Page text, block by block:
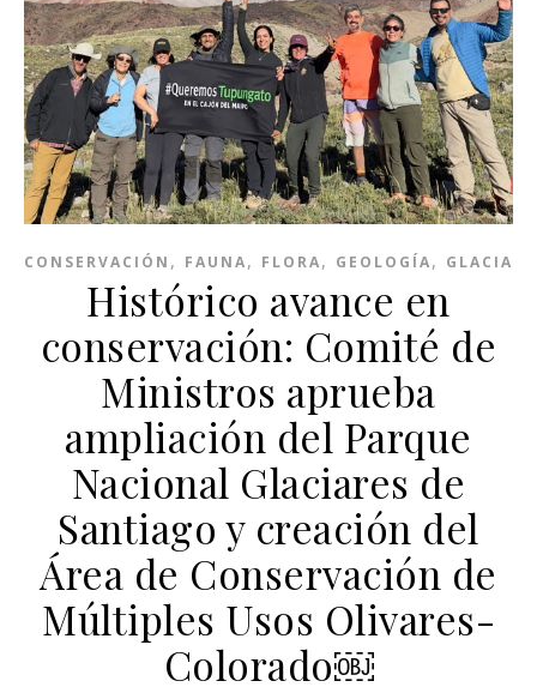
CONSERVACIÓN , FAUNA, FLORA, GEOLOGÍA,
Histórico avance en
conservación: Comité de
Ministros aprueba
ampliación del Parque
Nacional Glaciares de
Santiago y creación del
Área de Conservación de
Múltiples Usos Olivares-
Colorado￼